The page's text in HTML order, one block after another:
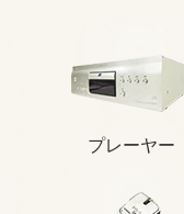
プレーヤー